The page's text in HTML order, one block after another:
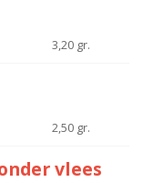
3,20 gr.
2,50 gr.
vlees